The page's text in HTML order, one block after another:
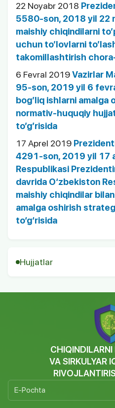
22 Noyabr 2018
5580-son, 2018 yil 22
maishiy chiqindilarni
uchun to’lovlarni
takomillashtirish
6 Fevral 2019Vazirlar
95-son, 2019 yil 6
bog’liq ishlarni amalga
normativ-huquqiy
to’g’risida
17 Aprel 2019
4291-son, 2019 yil 17
Respublikasi
davrida O‘zbekiston
maishiy chiqindilar
amalga oshirish
to‘g‘risida
Hujjatlar
VA SIRKULYAR